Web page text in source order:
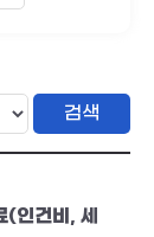
인건비, 세